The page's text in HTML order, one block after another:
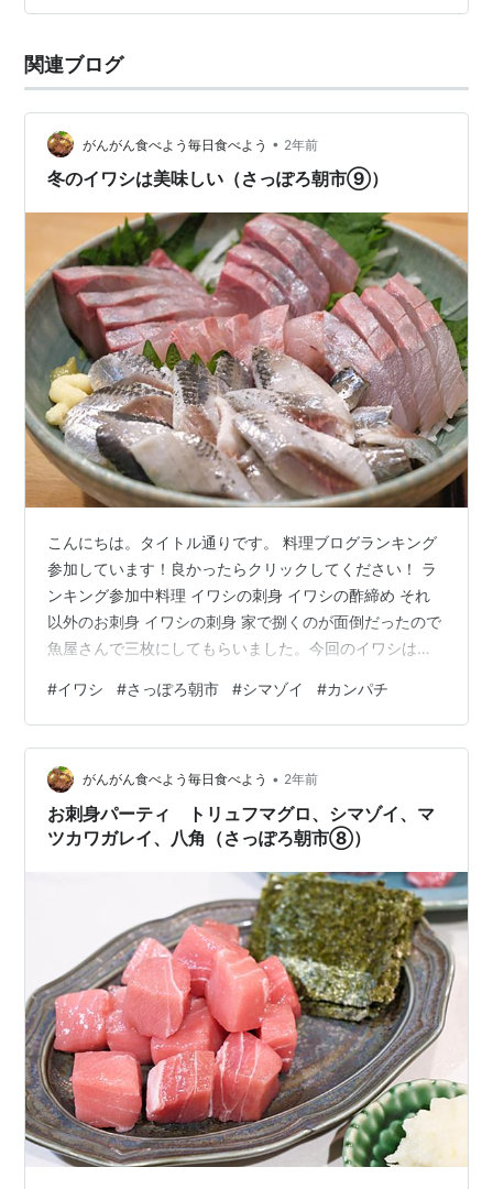
掛り覚悟で 対岸のテトラ回りを果敢に攻める するとフォ
しかし…なにか様子がおかしい リールを巻き始めても暴
れ…
関連ブログ
がんがん食べよう毎日食べよう • 2年前
冬のイワシは美味しい（さっぽろ朝市⑨）
こんにちは。タイトル通りです。 料理ブログランキング
参加しています！良かったらクリックしてください！ ラ
ンキング参加中料理 イワシの刺身 イワシの酢締め それ
以外のお刺身 イワシの刺身 家で捌くのが面倒だったので
魚屋さんで三枚にしてもらいました。今回のイワシは厚
を抜いてから薄く斜めにそぎ切りにすると小骨が細かく
できるのである程度気にならず食べることができます。
脂の層がびっしりとあってとっても美味しいです。一緒
にシマゾイも食べています。 イワシの酢締め 脂をダイレ
クトに楽しむのも良いですが、酢締めにしてさっぱりと
食べたくなりました。15分ほど…
#イワシ #さっぽろ朝市 #シマゾイ #カンパチ
がんがん食べよう毎日食べよう • 2年前
お刺身パーティ トリュフマグロ、シマゾイ、マ
ツカワガレイ、八角（さっぽろ朝市⑧）